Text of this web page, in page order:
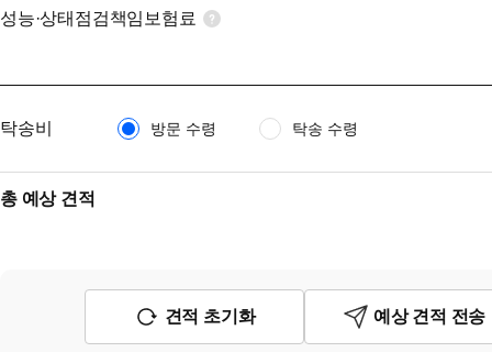
성능·상태점검책임보험료
탁송비 방문 수령 탁송 수령
총 예상 견적
견적 초기화 예상 견적 전송